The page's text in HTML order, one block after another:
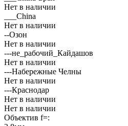
Нет в наличии
___China
Нет в наличии
--Озон
Нет в наличии
---не_рабочий_Кайдашов
Нет в наличии
---Набережные Челны
Нет в наличии
---Краснодар
Нет в наличии
Нет в наличии
Объектив f=: